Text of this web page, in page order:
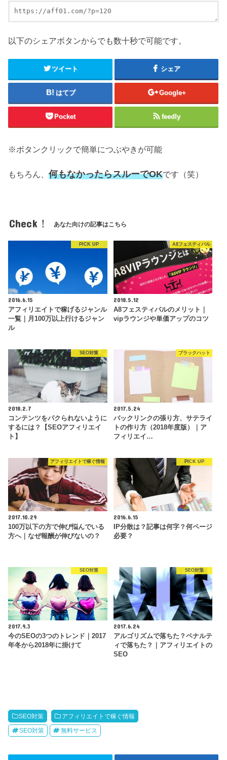
以下のシェアボタンからでも数十秒で可能です。
ツイート シェア
はてブ Google+
Pocket feedly
※ボタンクリックで簡単につぶやきが可能
もちろん、何もなかったらスルーでOKです（笑）
Check！ あなた向けの記事はこちら
PICK UP
2016.6.15
アフィリエイトで稼げるジャンル
一覧｜月100万以上行けるジャン
ル
A8フェスティバル
2018.5.12
A8フェスティバルのメリット｜
vipラウンジや単価アップのコツ
SEO対策
2018.2.7
コンテンツをパクられないように
するには？【SEOアフィリエイ
ト】
ブラックハット
2017.5.24
バックリンクの張り方、サテライ
トの作り方（2018年度版）｜ア
フィリエイ…
アフィリエイトで稼ぐ情報
2017.10.29
100万以下の方で伸び悩んでいる
方へ｜なぜ報酬が伸びないの？
PICK UP
2016.6.15
IP分散は？記事は何字？何ページ
必要？
SEO対策
2017.9.3
今のSEOの3つのトレンド｜2017
年冬から2018年に掛けて
SEO対策
2017.6.24
アルゴリズムで落ちた？ペナルテ
ィで落ちた？｜アフィリエイトの
SEO
SEO対策 アフィリエイトで稼ぐ情報
SEO対策 無料サービス